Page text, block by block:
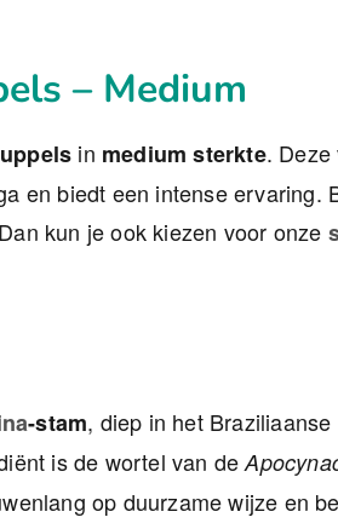
– Medium
in medium sterkte. Deze
en biedt een intense ervaring.
kun je ook kiezen voor onze
-stam, diep in het Braziliaanse
is de wortel van de
op duurzame wijze en